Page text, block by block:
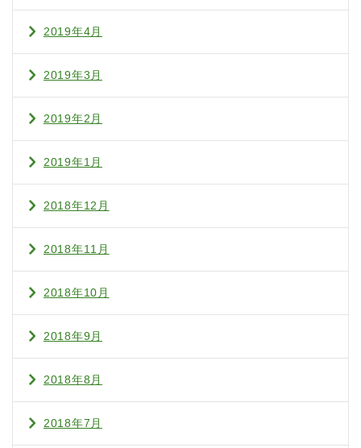
2019年4月
2019年3月
2019年2月
2019年1月
2018年12月
2018年11月
2018年10月
2018年9月
2018年8月
2018年7月